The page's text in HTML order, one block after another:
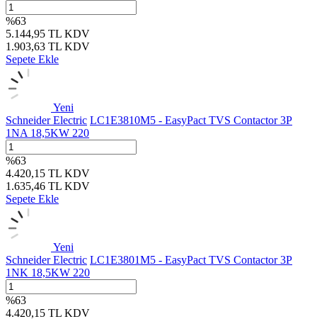
%63
5.144,95 TL KDV
1.903,63 TL KDV
Sepete Ekle
Yeni
Schneider Electric LC1E3810M5 - EasyPact TVS Contactor 3P
1NA 18,5KW 220
%63
4.420,15 TL KDV
1.635,46 TL KDV
Sepete Ekle
Yeni
Schneider Electric LC1E3801M5 - EasyPact TVS Contactor 3P
1NK 18,5KW 220
%63
4.420,15 TL KDV